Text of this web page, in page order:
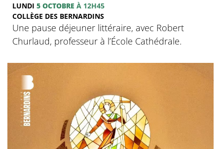
LUNDI 5 OCTOBRE À 12H45
COLLÈGE DES BERNARDINS
Une pause déjeuner littéraire, avec Robert
Churlaud, professeur à l’École Cathédrale.